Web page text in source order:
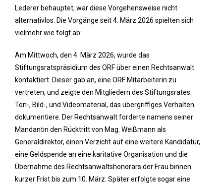
Lederer behauptet, war diese Vorgehensweise nicht
alternativlos. Die Vorgänge seit 4. März 2026 spielten sich
vielmehr wie folgt ab:
Am Mittwoch, den 4. März 2026, wurde das
Stiftungsratspräsidium des ORF über einen Rechtsanwalt
kontaktiert. Dieser gab an, eine ORF Mitarbeiterin zu
vertreten, und zeigte den Mitgliedern des Stiftungsrates
Ton-, Bild-, und Videomaterial, das übergriffiges Verhalten
dokumentiere. Der Rechtsanwalt forderte namens seiner
Mandantin den Rücktritt von Mag. Weißmann als
Generaldirektor, einen Verzicht auf eine weitere Kandidatur,
eine Geldspende an eine karitative Organisation und die
Übernahme des Rechtsanwaltshonorars der Frau binnen
kurzer Frist bis zum 10. März. Später erfolgte sogar eine